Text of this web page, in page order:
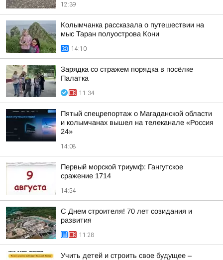
12:39
Колымчанка рассказала о путешествии на
мыс Таран полуострова Кони
14:10
Зарядка со стражем порядка в посёлке
Палатка
11:34
Пятый спецрепортаж о Магаданской области
и колымчанах вышел на телеканале «Россия
24»
14:08
Первый морской триумф: Гангутское
сражение 1714
14:54
С Днем строителя! 70 лет созидания и
развития
11:28
Учить детей и строить свое будущее –